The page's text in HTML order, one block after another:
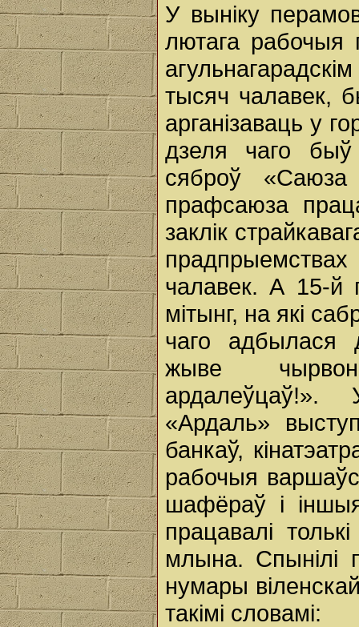
У выніку
лютага рабочыя
тысяч чалавек,
арганізаваць у
дзеля чаго
сяброў
прафсаюза
заклік
чалавек. А 15-й
мітынг, на які
чаго адбылася
жыве
«Ардаль»
банкаў,
рабочыя
шафёраў і
працавалі
млына. Спынілі
нумары
такімі словамі: